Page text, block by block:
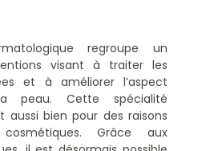
regroupe un
visant à traiter les
et à améliorer l’aspect
peau. Cette spécialité
aussi bien pour des raisons
Grâce aux